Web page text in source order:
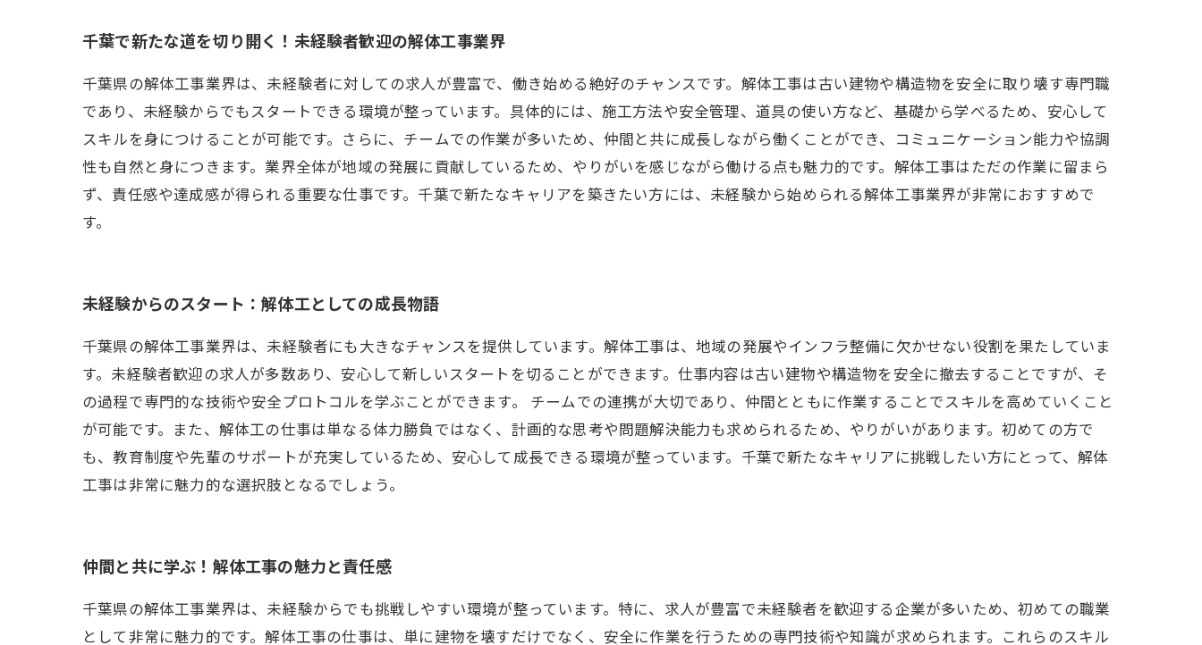
千葉で新たな道を切り開く！未経験者歓迎の解体工事業界
千葉県の解体工事業界は、未経験者に対しての求人が豊富で、働き始める絶好のチャンスです。解体工事は古い建物や構造物を安全に取り壊す専門職
であり、未経験からでもスタートできる環境が整っています。具体的には、施工方法や安全管理、道具の使い方など、基礎から学べるため、安心して
スキルを身につけることが可能です。さらに、チームでの作業が多いため、仲間と共に成長しながら働くことができ、コミュニケーション能力や協調
性も自然と身につきます。業界全体が地域の発展に貢献しているため、やりがいを感じながら働ける点も魅力的です。解体工事はただの作業に留まら
ず、責任感や達成感が得られる重要な仕事です。千葉で新たなキャリアを築きたい方には、未経験から始められる解体工事業界が非常におすすめで
す。
未経験からのスタート：解体工としての成長物語
千葉県の解体工事業界は、未経験者にも大きなチャンスを提供しています。解体工事は、地域の発展やインフラ整備に欠かせない役割を果たしていま
す。未経験者歓迎の求人が多数あり、安心して新しいスタートを切ることができます。仕事内容は古い建物や構造物を安全に撤去することですが、そ
の過程で専門的な技術や安全プロトコルを学ぶことができます。 チームでの連携が大切であり、仲間とともに作業することでスキルを高めていくこと
が可能です。また、解体工の仕事は単なる体力勝負ではなく、計画的な思考や問題解決能力も求められるため、やりがいがあります。初めての方で
も、教育制度や先輩のサポートが充実しているため、安心して成長できる環境が整っています。千葉で新たなキャリアに挑戦したい方にとって、解体
工事は非常に魅力的な選択肢となるでしょう。
仲間と共に学ぶ！解体工事の魅力と責任感
千葉県の解体工事業界は、未経験からでも挑戦しやすい環境が整っています。特に、求人が豊富で未経験者を歓迎する企業が多いため、初めての職業
として非常に魅力的です。解体工事の仕事は、単に建物を壊すだけでなく、安全に作業を行うための専門技術や知識が求められます。これらのスキル